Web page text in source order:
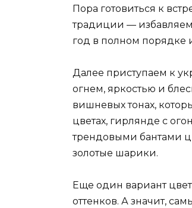
Пора готовиться к
традиции —
год в полном порядке
Далее приступаем к
огнем, яркостью и
вишневых тонах,
цветах, гирлянде с
трендовыми бантами
золотые шарики.
Еще один вариант
оттенков. А значит,